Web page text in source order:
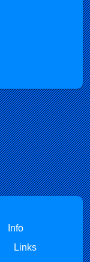
Info
Links